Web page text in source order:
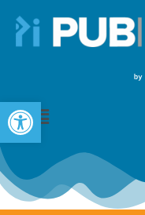
Open toolbar